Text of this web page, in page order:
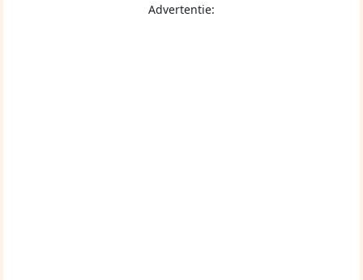
Advertentie: